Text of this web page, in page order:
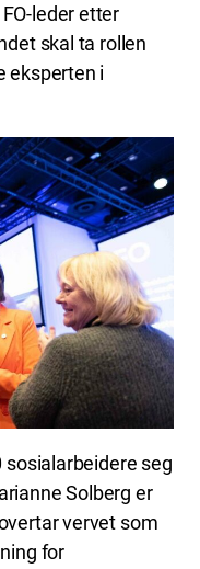
leder etter
skal ta rollen
eksperten i
sosialarbeidere seg
Solberg er
vervet som
for